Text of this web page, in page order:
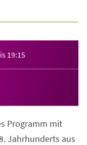
19:15
Programm mit
Jahrhunderts aus